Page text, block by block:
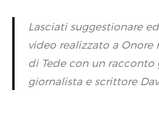
Lasciati suggestionare
video realizzato a Onore
di Tede con un
giornalista e scrittore